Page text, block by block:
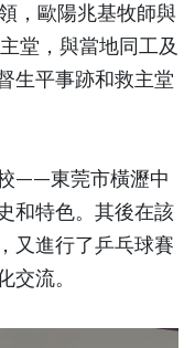
，歐陽兆基牧師與
堂，與當地同工及
生平事跡和救主堂
——東莞市橫瀝中
和特色。其後在該
又進行了乒乓球賽
交流。